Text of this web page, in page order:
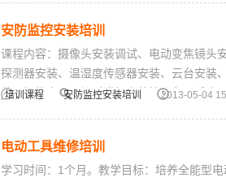
安防监控安装培训
课程内容：摄像头安装调试、电动变焦镜头
探测器安装、温湿度传感器安装、云台安装
装、智能家居可视对讲机安装等设备。适合
培训课程 安防监控安装培训 2013-05-04
电动工具维修培训
学习时间：1个月。教学目标：培养全能型